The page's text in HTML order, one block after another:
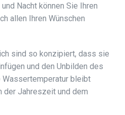
Nacht können Sie Ihren
allen Ihren Wünschen
sind so konzipiert, dass sie
und den Unbilden des
bleibt
der Jahreszeit und dem